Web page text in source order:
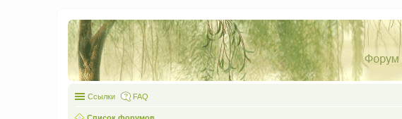
Ссылки FAQ